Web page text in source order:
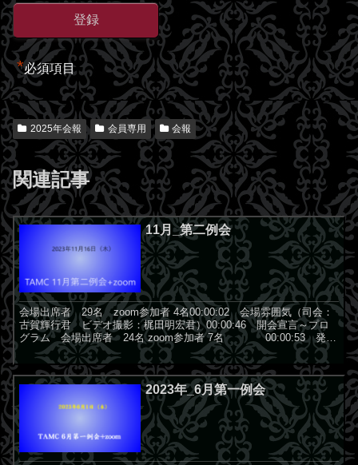
*必須項目
2025年会報 会員専用 会報
関連記事
11月_第二例会
会場出席者 29名 zoom参加者 4名00:00:02 会場雰囲気（司会：
古賀輝行君 ビデオ撮影：梶田明宏君）00:00:46 開会宣言～プロ
グラム 会場出席者 24名 zoom参加者 7名 00:00:53 発表
者：松岡聡君 「近...
2023年_6月第一例会